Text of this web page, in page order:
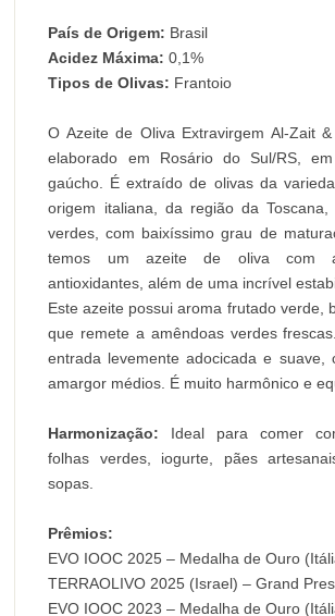
País de Origem: Brasil
Acidez Máxima:0,1%
Tipos de Olivas: Frantoio
O Azeite de Oliva Extravirgem Al-Zait
elaborado em Rosário do Sul/RS,
gaúcho. É extraído de olivas da
origem italiana, da região da Toscana,
verdes, com baixíssimo grau de
temos um azeite de oliva com
antioxidantes, além de uma incrível
Este azeite possui aroma frutado verde,
que remete a amêndoas verdes
entrada levemente adocicada e suave,
amargor médios. É muito harmônico e
Harmonização: Ideal para comer
folhas verdes, iogurte, pães
sopas.
Prêmios:
EVO IOOC 2025 – Medalha de Ouro
TERRAOLIVO 2025 (Israel) – Grand
EVO IOOC 2023 – Medalha de Ouro